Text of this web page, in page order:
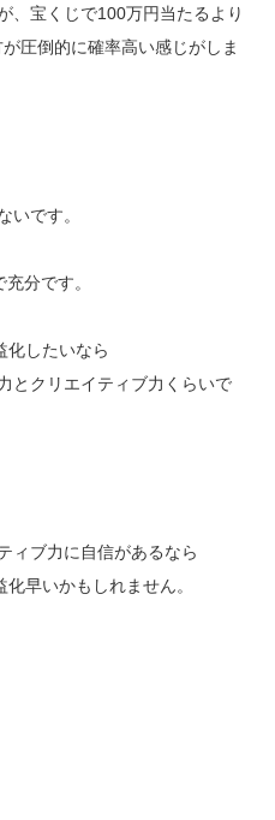
、宝くじで100万円当たるより
圧倒的に確率高い感じがしま
いです。
分です。
化したいなら
とクリエイティブ力くらいで
ィブ力に自信があるなら
早いかもしれません。